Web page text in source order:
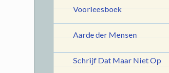
Voorleesboek
Aarde der Mensen
Schrijf Dat Maar Niet Op